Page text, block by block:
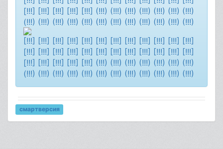
[!!!] [!!!] [!!!] [!!!] [!!!] (!!!) (!!!) (!!!) (!!!) (!!!) (!!!) (!!!)
(!!!) (!!!) (!!!) (!!!) (!!!) (!!!) (!!!) (!!!) (!!!) (!!!) (!!!) (!!!)
[!!!] [!!!] [!!!] [!!!] [!!!] [!!!] [!!!] [!!!] [!!!] [!!!] [!!!] [!!!]
[!!!] [!!!] [!!!] [!!!] [!!!] [!!!] [!!!] [!!!] [!!!] [!!!] [!!!] [!!!]
[!!!] [!!!] [!!!] [!!!] [!!!] (!!!) (!!!) (!!!) (!!!) (!!!) (!!!) (!!!)
(!!!) (!!!) (!!!) (!!!) (!!!) (!!!) (!!!) (!!!) (!!!) (!!!) (!!!) (!!!)
смартверсия